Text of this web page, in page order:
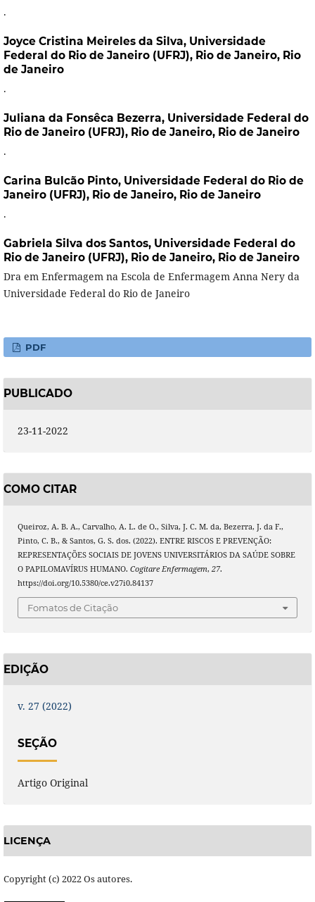
.
Joyce Cristina Meireles da Silva, Universidade
Federal do Rio de Janeiro (UFRJ), Rio de Janeiro, Rio
de Janeiro
.
Juliana da Fonsêca Bezerra, Universidade Federal do
Rio de Janeiro (UFRJ), Rio de Janeiro, Rio de Janeiro
.
Carina Bulcão Pinto, Universidade Federal do Rio de
Janeiro (UFRJ), Rio de Janeiro, Rio de Janeiro
.
Gabriela Silva dos Santos, Universidade Federal do
Rio de Janeiro (UFRJ), Rio de Janeiro, Rio de Janeiro
Dra em Enfermagem na Escola de Enfermagem Anna Nery da
Universidade Federal do Rio de Janeiro
PDF
PUBLICADO
23-11-2022
COMO CITAR
Queiroz, A. B. A., Carvalho, A. L. de O., Silva, J. C. M. da, Bezerra, J. da F.,
Pinto, C. B., & Santos, G. S. dos. (2022). ENTRE RISCOS E PREVENÇÃO:
REPRESENTAÇÕES SOCIAIS DE JOVENS UNIVERSITÁRIOS DA SAÚDE SOBRE
O PAPILOMAVÍRUS HUMANO. Cogitare Enfermagem, 27.
https://doi.org/10.5380/ce.v27i0.84137
Fomatos de Citação
EDIÇÃO
v. 27 (2022)
SEÇÃO
Artigo Original
LICENÇA
Copyright (c) 2022 Os autores.